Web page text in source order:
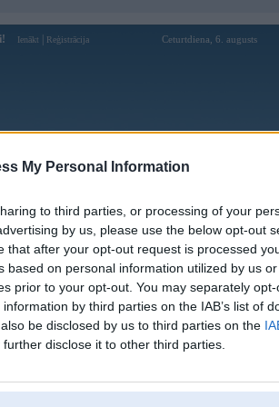
My Personal Information
to third parties, or processing of your
by us, please use the below opt-out
that after your opt-out request is processed
based on personal information utilized by us
prior to your opt-out. You may separately
by third parties on the IAB’s list of
be disclosed by us to third parties on the
further disclose it to other third parties.
Ienākt Reģistrācija Ceturtdiena, 6. augusts
Reģistrācija Lietotāji
profils
188betjetzt
Khám Phá Thế Giới Cá Cược Hấp Dẫn
Cùng 188BET Ngay Hôm Nay!
0
Pēdējie ziņojumi forumā